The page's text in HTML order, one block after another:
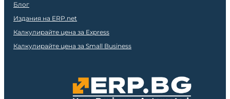
Блог
Издания на ERP.net
Калкулирайте цена за Express
Калкулирайте цена за Small Business